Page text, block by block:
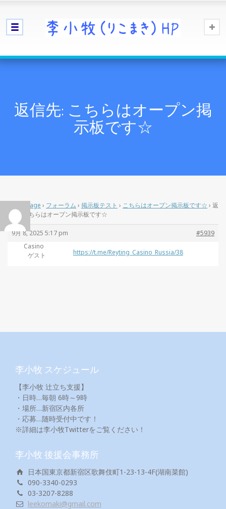
返信先: こちらはオープン掲
示板です☆
Home Page › フォーラム › 掲示板テスト › こちらはオープン掲示板です☆ › 返
信先: こちらはオープン掲示板です☆
9月 8, 2025 5:17 pm
#5939
Casino
ゲスト
https://t.me/Reyting_Casino_Russia/38
李小牧 スケジュール
【李小牧 辻立ち支援】
・日時…毎朝 6時～9時
・場所…新宿区内各所
・応募…随時受付中です！
※詳細は李小牧Twitterをご覧ください！
李小牧 後援会事務所
日本国東京都新宿区歌舞伎町1-23-13-4F(湖南菜館)
090-3340-0293
03-3207-8288
leekomaki@gmail.com